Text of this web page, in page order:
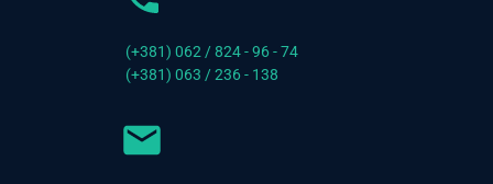
(+381) 062 / 824 - 96 - 74
(+381) 063 / 236 - 138